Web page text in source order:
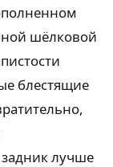
шёлковой
блестящие
лучше